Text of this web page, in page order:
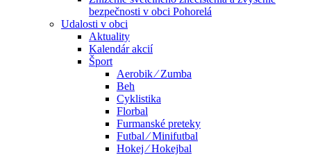
bezpečnosti v obci Pohorelá
Udalosti v obci
Aktuality
Kalendár akcií
Šport
Aerobik ⁄ Zumba
Beh
Cyklistika
Florbal
Furmanské preteky
Futbal ⁄ Minifutbal
Hokej ⁄ Hokejbal